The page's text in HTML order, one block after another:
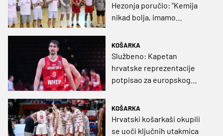
Hezonja poručio: "Kemija
nikad bolja, imamo
KOŠARKA
Službeno: Kapetan
hrvatske reprezentacije
potpisao za europskog
KOŠARKA
Hrvatski košarkaši okupili
se uoči ključnih utakmica